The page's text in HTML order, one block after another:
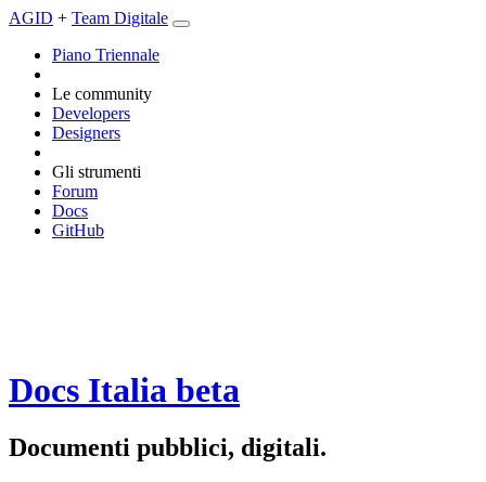
AGID + Team Digitale
Piano Triennale
Le community
Developers
Designers
Gli strumenti
Forum
Docs
GitHub
Docs Italia beta
Documenti pubblici, digitali.